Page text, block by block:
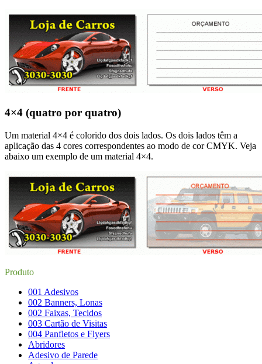
4×4 (quatro por quatro)
Um material 4×4 é colorido dos dois lados. Os dois lados têm a
aplicação das 4 cores correspondentes ao modo de cor CMYK. Veja
abaixo um exemplo de um material 4×4.
Produto
001 Adesivos
002 Banners, Lonas
002 Faixas, Tecidos
003 Cartão de Visitas
004 Panfletos e Flyers
Abridores
Adesivo de Parede